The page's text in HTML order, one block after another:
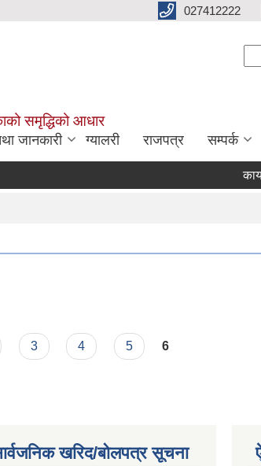
027412222
समृद्धिको आधार
जानकारी ग्यालरी राजपत्र सम्पर्क
3 4 5 6
खरिद/बोलपत्र सूचना